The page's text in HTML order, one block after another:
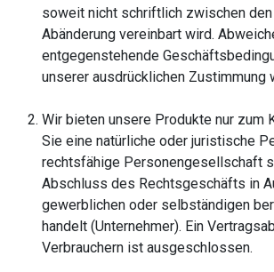
soweit nicht schriftlich zwischen
Abänderung vereinbart wird.
entgegenstehende
unserer ausdrücklichen Zustimmung
Wir bieten unsere Produkte nur zum
Sie eine natürliche oder juristische
rechtsfähige Personengesellschaft
Abschluss des Rechtsgeschäfts in
gewerblichen oder selbständigen
handelt (Unternehmer). Ein
Verbrauchern ist ausgeschlossen.